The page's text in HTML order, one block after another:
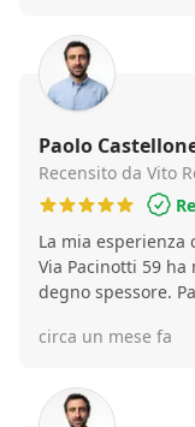
modo rapido e
chiunque cerchi
preparato.
Paolo
Recensito da Vito
La mia esperienza
Via Pacinotti 59 ha messo in luce una professionalità di
degno spessore.
nel percorso che
sperato.A tutto
persona solare è
circa un mese fa